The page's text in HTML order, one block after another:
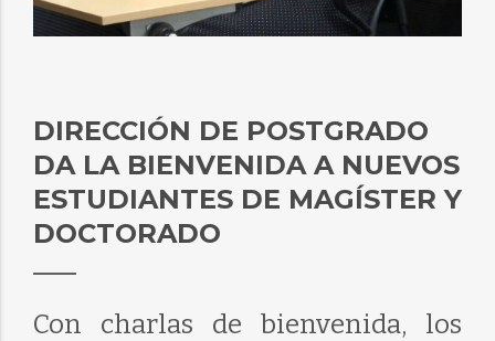
DIRECCIÓN DE POSTGRADO
DA LA BIENVENIDA A NUEVOS
ESTUDIANTES DE MAGÍSTER Y
DOCTORADO
Con charlas de bienvenida, los